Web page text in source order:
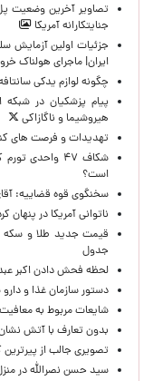
تصاویر آخرین وضعیت
جنایتکارانه آمریکا
جزئیات اولین آزمایش
ایران| ماجرای هولناک خروج ۱۸۰ هزار گلوله ساچمه ای با حرارت بالا
چگونه لوازم یدکی
پیام پزشکیان در شبکه
هیروشیما و ناگازاکی
تهدیدات و فرصت های
شکاف ۴۷
است؟
سخنگوی قوه قضاییه:
ناتوانی آمریکا در پنهان
جدول
لحظه‌ فحش دادن اکبر
دستور سازمان غذا و دارو برای
شایعات مربوط به
بدون تعارف با آتش نشان
تصویری جالب از پیرترین گربه
سید حسن نصرالله در